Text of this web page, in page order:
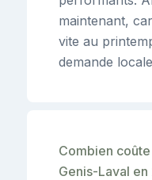
maintenant,
vite au
demande
Combien
Genis-Laval